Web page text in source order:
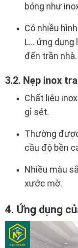
bóng như
Có nhiều
L… ứng dụng
đến trần nhà.
3.2. Nẹp inox
Chất liệu
gỉ sét.
Thường
cầu độ bền
Nhiều màu
xước mờ.
4. Ứng dụng